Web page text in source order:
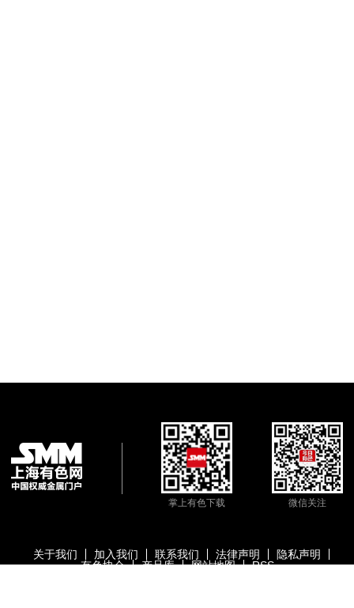
掌上有色下载 微信关注
关于我们 加入我们 联系我们 法律声明
隐私声明
有色协会
产品库 网站地图 RSS